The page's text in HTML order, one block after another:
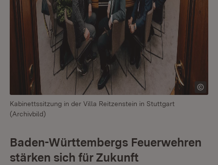
Kabinettssitzung in der Villa Reitzenstein in Stuttgart
(Archivbild)
Baden-Württembergs Feuerwehren
stärken sich für Zukunft